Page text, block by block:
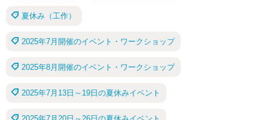
夏休み（工作）
2025年7月開催のイベント・ワークショップ
2025年8月開催のイベント・ワークショップ
2025年7月13日～19日の夏休みイベント